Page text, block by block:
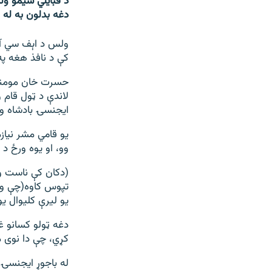
دغه بدلون به
ولس د اېف سي
کې د نافذ هغه
حسرت خان
لاندې د ټول
ایجنسۍ بادشاه
یو قامي مشر
وو، او یوه ورځ
(دکان کې ناست
تپوس کاوه(چې
یو لیرې کلیوال
دغه ټولو
کړي، چې دا نوی
له باجوړ